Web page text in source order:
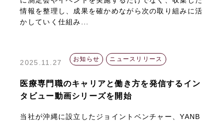
情報を整理し、成果を確かめながら次の取り組みに活
かしていく仕組み...
2025.11.27 お知らせ ニュースリリース
医療専門職のキャリアと働き方を発信するイン
タビュー動画シリーズを開始
当社が沖縄に設立したジョイントベンチャー、YANB